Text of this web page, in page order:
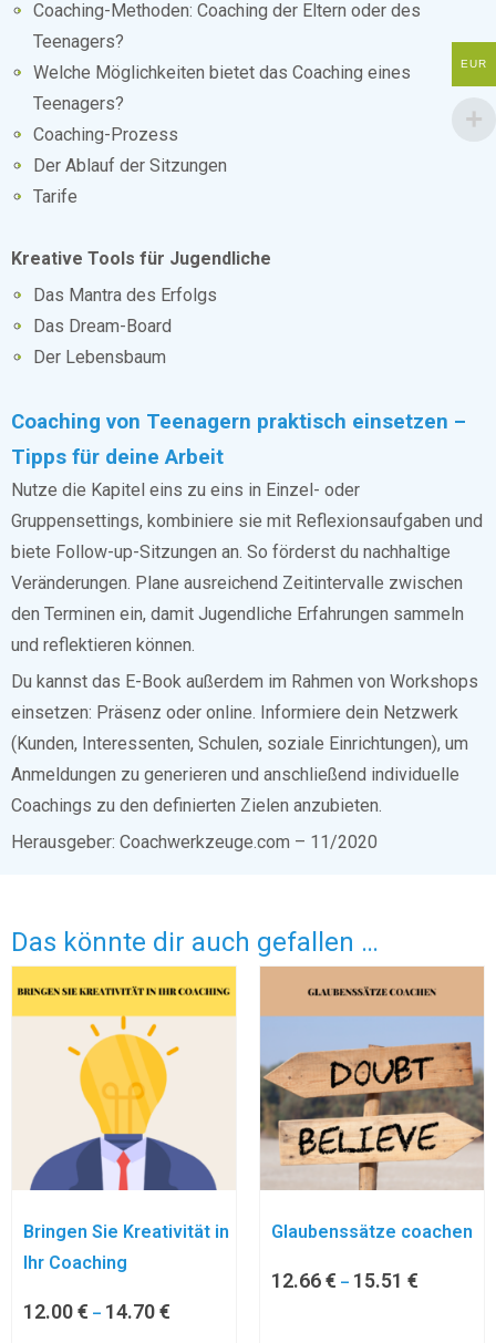
Coaching-Methoden: Coaching der Eltern oder des
Teenagers?
Welche Möglichkeiten bietet das Coaching eines
Teenagers?
Coaching-Prozess
Der Ablauf der Sitzungen
Tarife
Kreative Tools für Jugendliche
Das Mantra des Erfolgs
Das Dream-Board
Der Lebensbaum
Coaching von Teenagern praktisch einsetzen –
Tipps für deine Arbeit
Nutze die Kapitel eins zu eins in Einzel- oder
Gruppensettings, kombiniere sie mit Reflexionsaufgaben und
biete Follow-up-Sitzungen an. So förderst du nachhaltige
Veränderungen. Plane ausreichend Zeitintervalle zwischen
den Terminen ein, damit Jugendliche Erfahrungen sammeln
und reflektieren können.
Du kannst das E-Book außerdem im Rahmen von Workshops
einsetzen: Präsenz oder online. Informiere dein Netzwerk
(Kunden, Interessenten, Schulen, soziale Einrichtungen), um
Anmeldungen zu generieren und anschließend individuelle
Coachings zu den definierten Zielen anzubieten.
Herausgeber: Coachwerkzeuge.com – 11/2020
Das könnte dir auch gefallen …
Bringen Sie Kreativität in
Ihr Coaching
12.00€ – 14.70€
Glaubenssätze coachen
12.66€ – 15.51 €
EUR